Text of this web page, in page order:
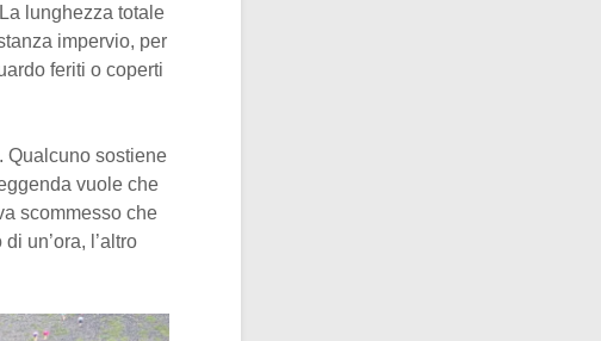
lunghezza totale
impervio, per
feriti o coperti
Qualcuno sostiene
vuole che
scommesso che
un’ora, l’altro